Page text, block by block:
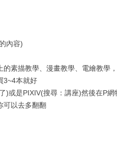
內容)
素描教學、漫畫教學、電繪教學
3~4本就好
)或是PIXIV(搜尋：講座)然後在P
可以去多翻翻